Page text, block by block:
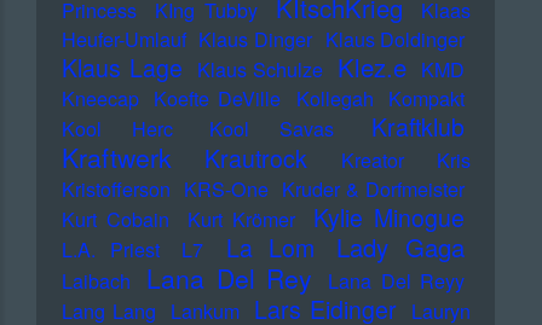
Princess
KIng Tubby KItschKrieg
Klaas
Heufer-Umlauf Klaus Dinger Klaus Doldinger
Klaus Lage Klaus Schulze Klez.e KMD
Kneecap Koefte DeVille Kollegah Kompakt
Kool Herc
Kool Savas Kraftklub
Kraftwerk Krautrock Kreator
Kris
Kristofferson KRS-One Kruder & Dorfmeister
Kurt Cobain
Kurt Krömer Kylie Minogue
L.A. Priest L7 La Lom Lady Gaga
Laibach Lana Del Rey
Lana Del Reyy
Lang Lang Lankum Lars Eidinger Lauryn